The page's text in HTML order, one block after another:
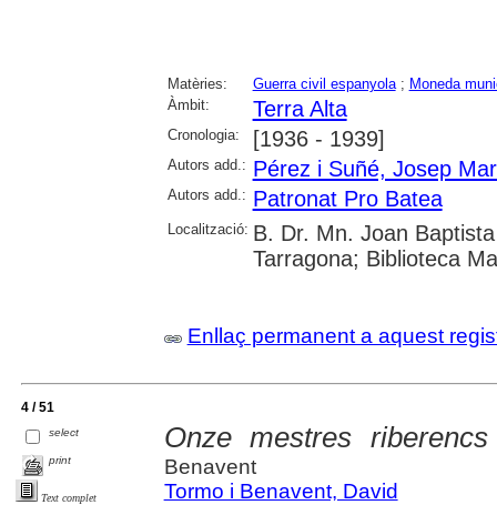
Matèries: Guerra civil espanyola; Moneda
Àmbit:
Terra Alta
Cronologia: [1936 - 1939]
Autors add.: Pérez i Suñé, Josep
Autors add.: Patronat Pro Batea
Localització: B. Dr. Mn. Joan
Tarragona; Biblioteca
Enllaç permanent a aquest
4 / 51
select
print
Text complet
Onze mestres
Benavent
Tormo i Benavent, David